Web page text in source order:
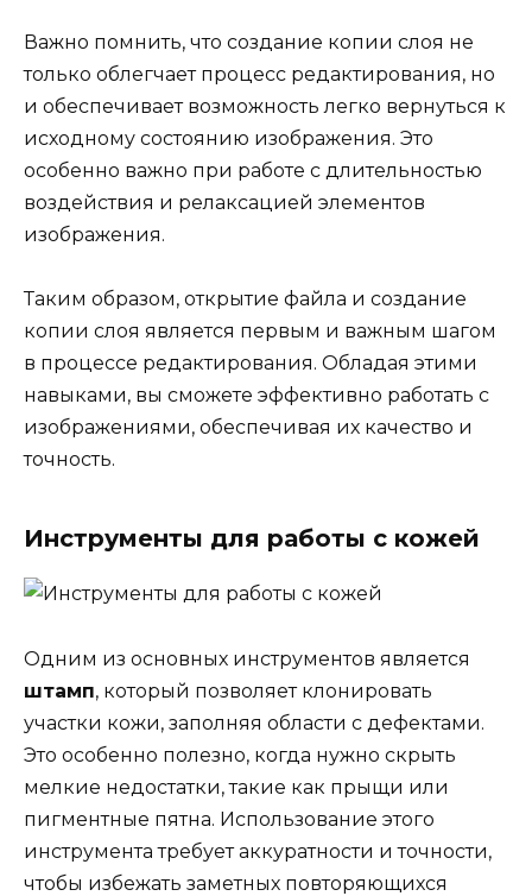
Важно помнить, что создание копии слоя не
только облегчает процесс редактирования, но
и обеспечивает возможность легко вернуться к
исходному состоянию изображения. Это
особенно важно при работе с длительностью
воздействия и релаксацией элементов
изображения.
Таким образом, открытие файла и создание
копии слоя является первым и важным шагом
в процессе редактирования. Обладая этими
навыками, вы сможете эффективно работать с
изображениями, обеспечивая их качество и
точность.
Инструменты для работы с кожей
Одним из основных инструментов является
штамп, который позволяет клонировать
участки кожи, заполняя области с дефектами.
Это особенно полезно, когда нужно скрыть
мелкие недостатки, такие как прыщи или
пигментные пятна. Использование этого
инструмента требует аккуратности и точности,
чтобы избежать заметных повторяющихся